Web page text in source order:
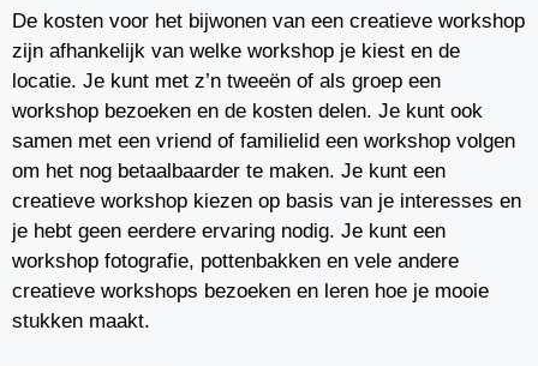
De kosten voor het bijwonen van een creatieve workshop
zijn afhankelijk van welke workshop je kiest en de
locatie. Je kunt met z’n tweeën of als groep een
workshop bezoeken en de kosten delen. Je kunt ook
samen met een vriend of familielid een workshop volgen
om het nog betaalbaarder te maken. Je kunt een
creatieve workshop kiezen op basis van je interesses en
je hebt geen eerdere ervaring nodig. Je kunt een
workshop fotografie, pottenbakken en vele andere
creatieve workshops bezoeken en leren hoe je mooie
stukken maakt.